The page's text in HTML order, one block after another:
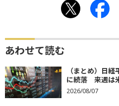
あわせて読む
（まとめ）日
に続落 来週は
2026/08/07